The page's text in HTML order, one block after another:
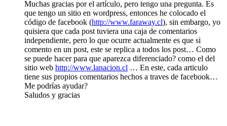
Muchas gracias por el artículo, pero tengo una pregunta. Es
que tengo un sitio en wordpress, entonces he colocado el
código de facebook (http://www.faraway.cl), sin embargo, yo
quisiera que cada post tuviera una caja de comentarios
independiente, pero lo que ocurre actualmente es que si
comento en un post, este se replica a todos los post… Como
se puede hacer para que aparezca diferenciado? como el del
sitio web http://www.lanacion.cl … En este, cada articulo
tiene sus propios comentarios hechos a traves de facebook…
Me podrías ayudar?
Saludos y gracias